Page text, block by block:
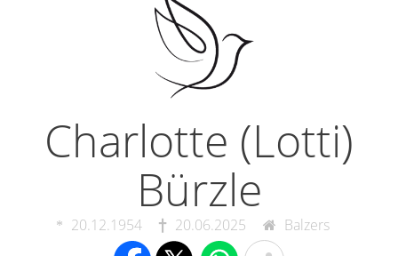
Charlotte (Lotti)
Bürzle
20.12.1954 20.06.2025 Balzers